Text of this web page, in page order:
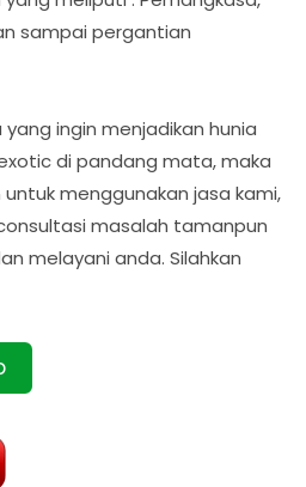
sampai pergantian
ingin menjadikan hunia
di pandang mata, maka
menggunakan jasa kami,
masalah tamanpun
melayani anda. Silahkan